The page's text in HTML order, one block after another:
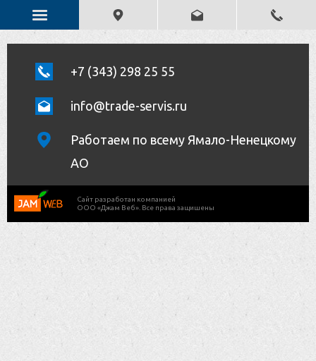
Работаем по всему Ямало-Ненецкому
АО
+7 (343) 298 25 55
info@trade-servis.ru
Cайт разработан компанией
ООО «Джам Веб». Все права защишены